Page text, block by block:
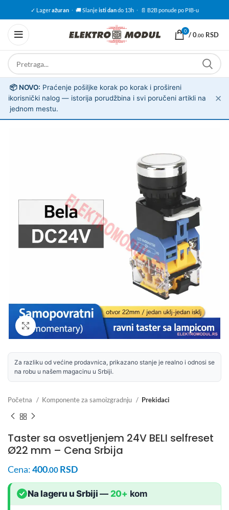
✓ Lageražuran · 🚚 Slanjeisti dando 13h · 📄 B2B ponude po PIB-u
0 /0.00 RSD
ℹ️
📦 NOVO: Praćenje pošiljke korak po korak i prošireni
korisnički nalog — istorija porudžbina i svi poručeni artikli na
jednom mestu.
✕
Uvećaj sliku
Za razliku od većine prodavnica, prikazano stanje je realno i odnosi se
na robu u našem magacinu u Srbiji.
Početna Komponente za samoizgradnju Prekidaci
Taster sa osvetljenjem 24V BELI selfreset
Ø22 mm – Cena Srbija
Cena:400.00 RSD
Na lageru u Srbiji — 20+ kom